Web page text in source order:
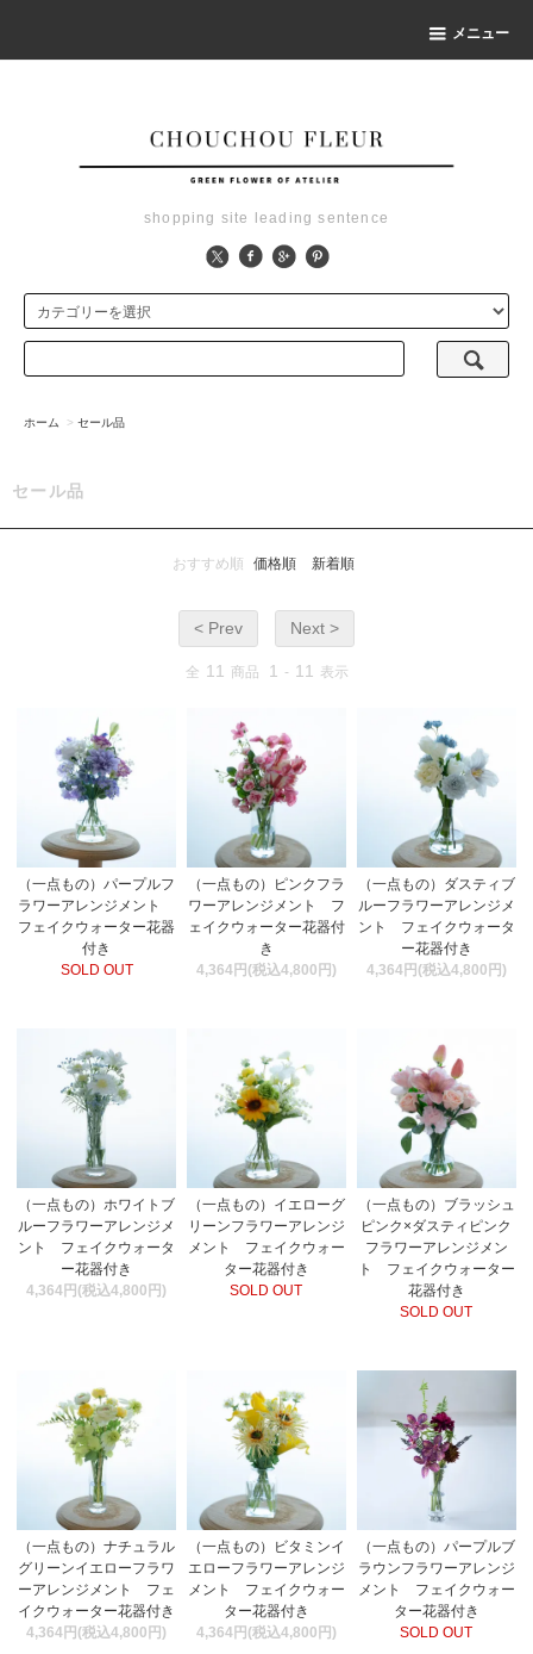
メニュー
shopping site leading sentence
ホーム > セール品
セール品
おすすめ順 価格順 新着順
< Prev Next >
全 11 商品 1 - 11 表示
（一点もの）パープルフ
ラワーアレンジメント
フェイクウォーター花器
付き
SOLD OUT
（一点もの）ピンクフラ
ワーアレンジメント フ
ェイクウォーター花器付
き
4,364円(税込4,800円)
（一点もの）ダスティブ
ルーフラワーアレンジメ
ント フェイクウォータ
ー花器付き
4,364円(税込4,800円)
（一点もの）ホワイトブ
ルーフラワーアレンジメ
ント フェイクウォータ
ー花器付き
4,364円(税込4,800円)
（一点もの）イエローグ
リーンフラワーアレンジ
メント フェイクウォー
ター花器付き
SOLD OUT
（一点もの）ブラッシュ
ピンク×ダスティピンク
フラワーアレンジメン
ト フェイクウォーター
花器付き
SOLD OUT
（一点もの）ナチュラル
グリーンイエローフラワ
ーアレンジメント フェ
イクウォーター花器付き
4,364円(税込4,800円)
（一点もの）ビタミンイ
エローフラワーアレンジ
メント フェイクウォー
ター花器付き
4,364円(税込4,800円)
（一点もの）パープルブ
ラウンフラワーアレンジ
メント フェイクウォー
ター花器付き
SOLD OUT